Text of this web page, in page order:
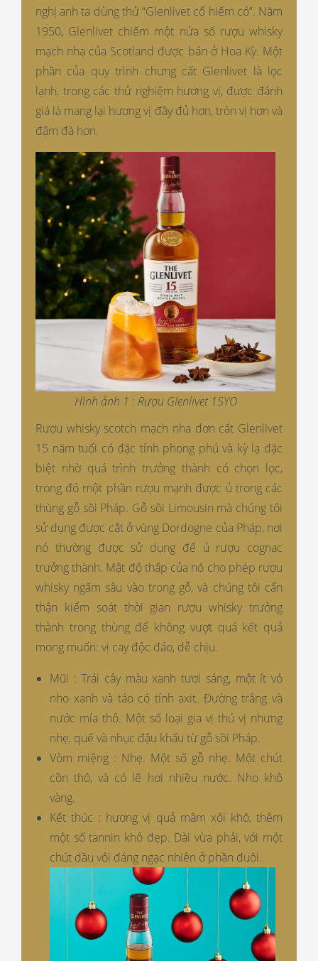
nghị anh ta dùng thử “Glenlivet cổ hiếm có”. Năm
1950, Glenlivet chiếm một nửa số rượu whisky
mạch nha của Scotland được bán ở Hoa Kỳ. Một
phần của quy trình chưng cất Glenlivet là lọc
lạnh, trong các thử nghiệm hương vị, được đánh
giá là mang lại hương vị đầy đủ hơn, tròn vị hơn và
đậm đà hơn.
Hình ảnh 1 : Rượu Glenlivet 15YO
Rượu whisky scotch mạch nha đơn cất Glenlivet
15 năm tuổi có đặc tính phong phú và kỳ lạ đặc
biệt nhờ quá trình trưởng thành có chọn lọc,
trong đó một phần rượu mạnh được ủ trong các
thùng gỗ sồi Pháp. Gỗ sồi Limousin mà chúng tôi
sử dụng được cắt ở vùng Dordogne của Pháp, nơi
nó thường được sử dụng để ủ rượu cognac
trưởng thành. Mật độ thấp của nó cho phép rượu
whisky ngấm sâu vào trong gỗ, và chúng tôi cẩn
thận kiểm soát thời gian rượu whisky trưởng
thành trong thùng để không vượt quá kết quả
mong muốn: vị cay độc đáo, dễ chịu.
Mũi : Trái cây màu xanh tươi sáng, một ít vỏ
nho xanh và táo có tính axit. Đường trắng và
nước mía thô. Một số loại gia vị thú vị nhưng
nhẹ, quế và nhục đậu khấu từ gỗ sồi Pháp.
Vòm miệng : Nhẹ. Một số gỗ nhẹ. Một chút
cồn thô, và có lẽ hơi nhiều nước. Nho khô
vàng.
Kết thúc : hương vị quả mâm xôi khô, thêm
một số tannin khô đẹp. Dài vừa phải, với một
chút dầu vôi đáng ngạc nhiên ở phần đuôi.